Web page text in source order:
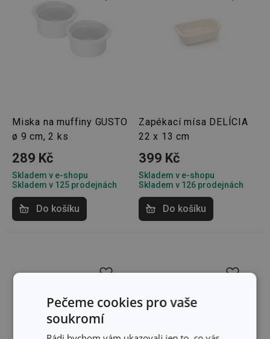
Miska na muffiny GUSTO
ø 9 cm, 2 ks
289 Kč
Skladem v e-shopu
Skladem v 125 prodejnách
Do košíku
Zapékací mísa DELÍCIA
22 x 13 cm
399 Kč
Skladem v e-shopu
Skladem v 126 prodejnách
Do košíku
Pečeme cookies pro vaše
soukromí